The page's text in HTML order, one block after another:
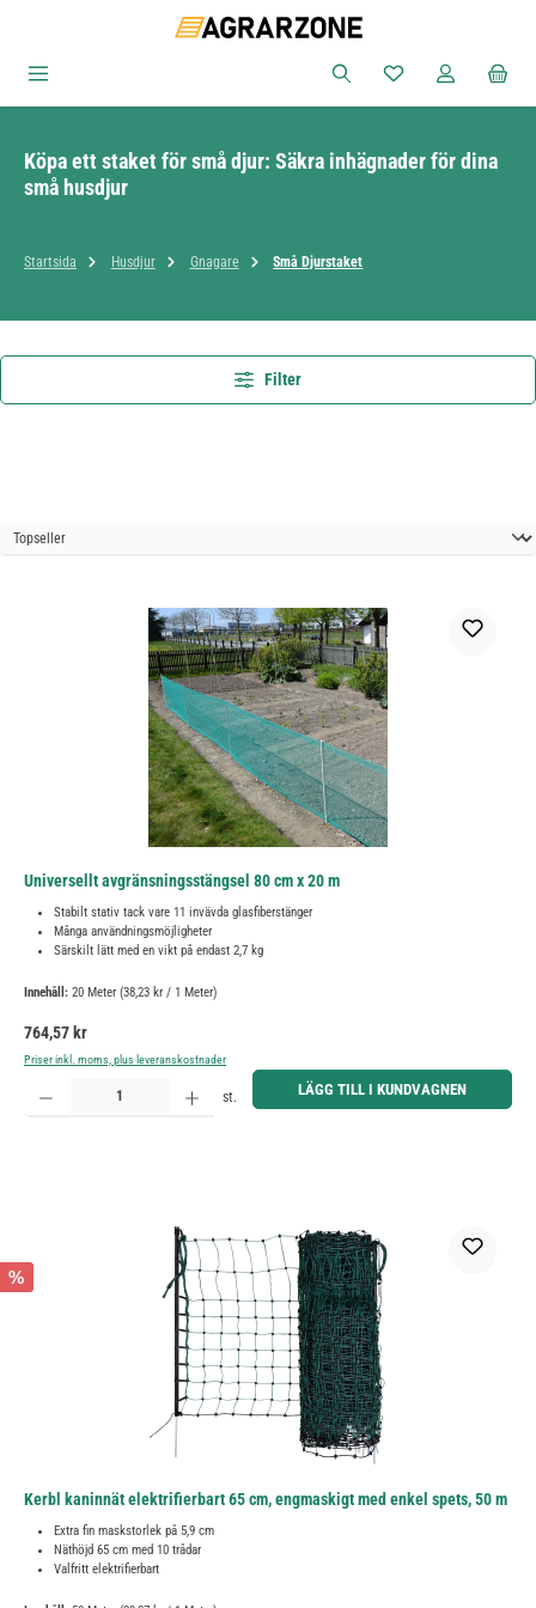
Du har 0 objekt i
Köpa ett staket för små djur: Säkra inhägnader för dina
små husdjur
Startsida Husdjur Gnagare Små Djurstaket
Filter
Universellt avgränsningsstängsel 80 cm x 20 m
Stabilt stativ tack vare 11 invävda glasfiberstänger
Många användningsmöjligheter
Särskilt lätt med en vikt på endast 2,7 kg
Innehåll: 20 Meter (38,23 kr / 1 Meter)
Ordinarie pris:
764,57 kr
Priser inkl. moms, plus leveranskostnader
Produktkvantitet: Ange önskat belopp eller använd knapparna för att öka eller minska kvantiteten.
st. LÄGG TILL I KUNDVAGNEN
%
Kerbl kaninnät elektrifierbart 65 cm, engmaskigt med enkel spets, 50 m
Extra fin maskstorlek på 5,9 cm
Näthöjd 65 cm med 10 trådar
Valfritt elektrifierbart